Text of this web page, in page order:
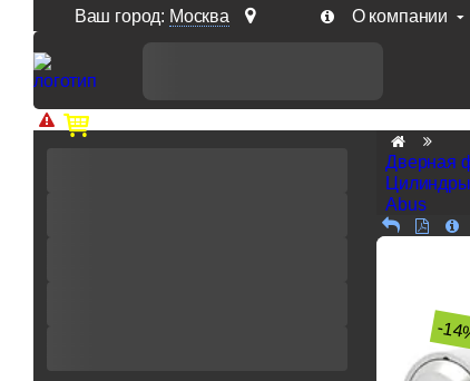
Ваш город: Москва О компании
Доп. скидка от цен на сайте 7% при заказе от 50
Дверная
Abus
-